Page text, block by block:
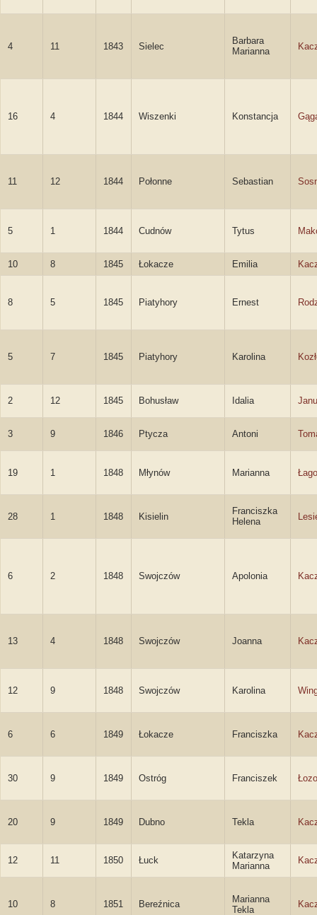
4 11 1843 Sielec
Barbara
Marianna
16 4 1844 Wiszenki Konstancja
11 12 1844 Połonne Sebastian
5 1 1844 Cudnów Tytus
10 8 1845 Łokacze Emilia
8 5 1845 Piatyhory Ernest
5 7 1845 Piatyhory Karolina
2 12 1845 Bohusław Idalia
3 9 1846 Ptycza Antoni
19 1 1848 Młynów Marianna
28 1 1848 Kisielin
Franciszka
Helena
6 2 1848 Swojczów Apolonia
13 4 1848 Swojczów Joanna
12 9 1848 Swojczów Karolina
6 6 1849 Łokacze Franciszka
30 9 1849 Ostróg Franciszek
20 9 1849 Dubno Tekla
12 11 1850 Łuck
Katarzyna
Marianna
10 8 1851 Bereźnica
Marianna
Tekla